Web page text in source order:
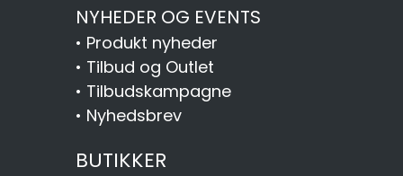
NYHEDER OG EVENTS
• Produkt nyheder
• Tilbud og Outlet
• Tilbudskampagne
• Nyhedsbrev
BUTIKKER